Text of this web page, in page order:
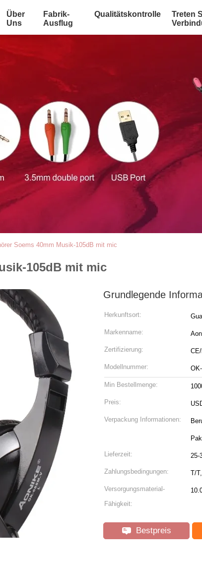
Über
Uns
Fabrik-
Ausflug
Qualitätskontrolle
Treten
Soems 40mm Musik-105dB mit mic
105dB mit mic
Grundlegende
Herkunftsort:
Markenname:
Zertifizierung:
Modellnummer:
Min Bestellmenge:
Preis:
Verpackung Informationen:
Lieferzeit: 25-
Zahlungsbedingungen: T/
Versorgungsmaterial-
Fähigkeit:
Bestpreis